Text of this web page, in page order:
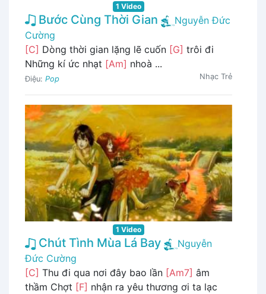
1 Video
Bước Cùng Thời Gian
Nguyễn Đức
Cường
[C] Dòng thời gian lặng lẽ cuốn [G] trôi đi
Những kí ức nhạt [Am] nhoà ...
Điệu: Pop Nhạc Trẻ
1 Video
Chút Tình Mùa Lá Bay
Nguyễn
Đức Cường
[C] Thu đi qua nơi đây bao lần [Am7] âm
thầm Chợt [F] nhận ra yêu thương ơi ta lạc